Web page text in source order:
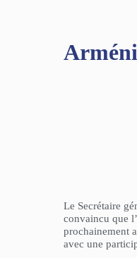
Le Secrétaire
convaincu que
prochainement
avec une